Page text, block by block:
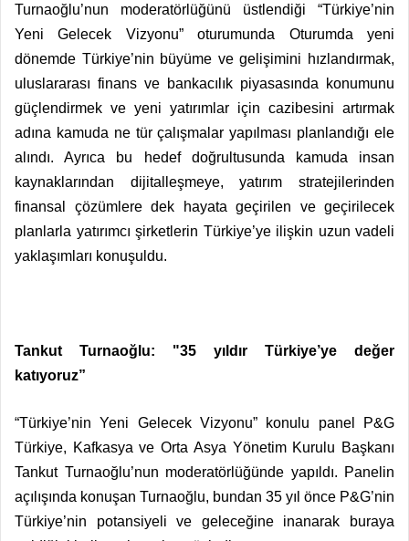
Turnaoğlu’nun moderatörlüğünü üstlendiği “Türkiye’nin
Yeni Gelecek Vizyonu” oturumunda Oturumda yeni
dönemde Türkiye’nin büyüme ve gelişimini hızlandırmak,
uluslararası finans ve bankacılık piyasasında konumunu
güçlendirmek ve yeni yatırımlar için cazibesini artırmak
adına kamuda ne tür çalışmalar yapılması planlandığı ele
alındı. Ayrıca bu hedef doğrultusunda kamuda insan
kaynaklarından dijitalleşmeye, yatırım stratejilerinden
finansal çözümlere dek hayata geçirilen ve geçirilecek
planlarla yatırımcı şirketlerin Türkiye’ye ilişkin uzun vadeli
yaklaşımları konuşuldu.
Tankut Turnaoğlu: "35 yıldır Türkiye’ye değer
katıyoruz”
“Türkiye’nin Yeni Gelecek Vizyonu” konulu panel P&G
Türkiye, Kafkasya ve Orta Asya Yönetim Kurulu Başkanı
Tankut Turnaoğlu’nun moderatörlüğünde yapıldı. Panelin
açılışında konuşan Turnaoğlu, bundan 35 yıl önce P&G’nin
Türkiye’nin potansiyeli ve geleceğine inanarak buraya